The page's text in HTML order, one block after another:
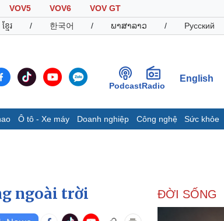
VOV5 VOV6
VOV GT
ខ្មែរ / 한국어 / ພາສາລາວ / Русский
PodcastRadio
English
Ô tô - Xe máy Doanh nghiệp Công nghệ Sức khỏe
Infographic
ngoài trời ĐỜI SỐNG